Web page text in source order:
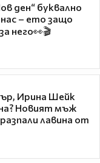
ден“ буквално
– ето защо
него👀🎬
Ирина Шейк
Новият мъж
лавина от